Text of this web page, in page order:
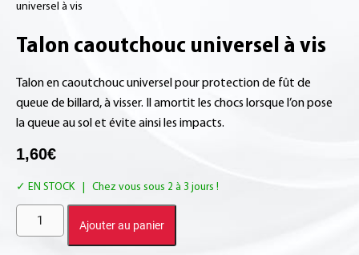
universel à vis
Talon caoutchouc universel à vis
Talon en caoutchouc universel pour protection de fût de
queue de billard, à visser. Il amortit les chocs lorsque l’on pose
la queue au sol et évite ainsi les impacts.
1,60€
EN STOCK
Ajouter au panier